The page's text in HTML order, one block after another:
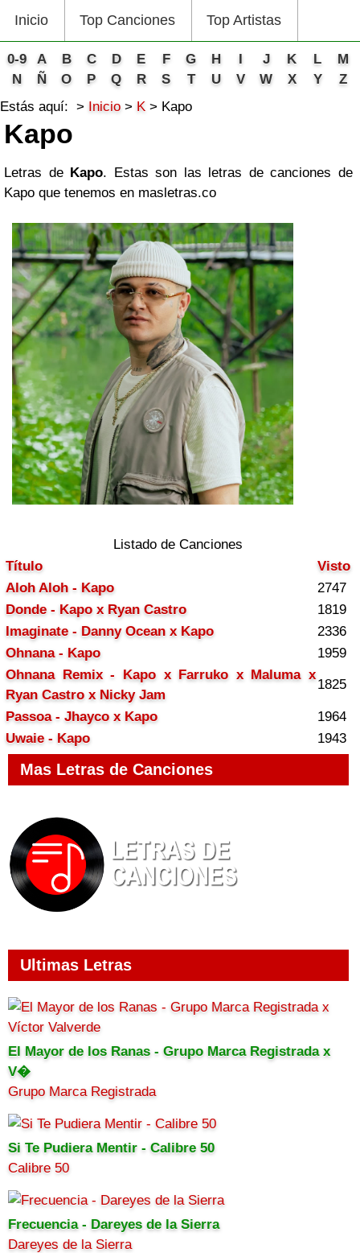
Inicio Top Canciones Top Artistas
0-9 A B C D E F G H I J K L
M
N
Ñ O P Q R S T U V W X Y
Z
Estás aquí:
Inicio K Kapo
Kapo
Letras de Kapo. Estas son las letras de canciones de
Kapo que tenemos en masletras.co
Listado de Canciones
Título
Visto
Aloh Aloh - Kapo
2747
Donde - Kapo x Ryan Castro
1819
Imaginate - Danny Ocean x Kapo
2336
Ohnana - Kapo
1959
Ohnana Remix - Kapo x Farruko x Maluma x
Ryan Castro x Nicky Jam
1825
Passoa - Jhayco x Kapo
1964
Uwaie - Kapo
1943
Mas Letras de Canciones
Ultimas Letras
El Mayor de los Ranas - Grupo Marca Registrada x
V�
Grupo Marca Registrada
Si Te Pudiera Mentir - Calibre 50
Calibre 50
Frecuencia - Dareyes de la Sierra
Dareyes de la Sierra